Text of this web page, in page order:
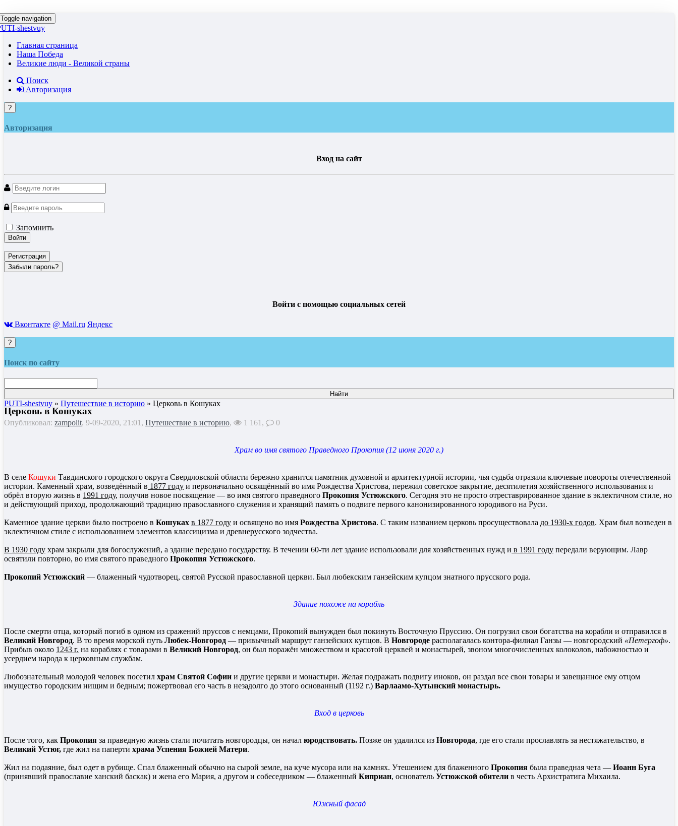
Toggle navigation
shestvuy
Главная страница
Наша Победа
Великие люди - Великой страны
Поиск
Авторизация
?
Авторизация
Вход на сайт
Запомнить
Войти
Регистрация
Забыли пароль?
Войти с помощью социальных сетей
Вконтакте @ Mail.ru Яндекс
?
Поиск по сайту
PUTI-shestvuy » Путешествие в историю » Церковь в Кошуках
Церковь в Кошуках
Опубликовал: zampolit, 9-09-2020, 21:01, Путешествие в историю, 1 161, 0
Храм во имя святого Праведного Прокопия (12 июня 2020 г.)
В селе Кошуки Тавдинского городского округа Свердловской области бережно хранится памятник духовной и архитектурной истории, чья судьба отразила ключевые повороты отечественной
истории. Каменный храм, возведённый в 1877 году и первоначально освящённый во имя Рождества Христова, пережил советское закрытие, десятилетия хозяйственного использования и
обрёл вторую жизнь в 1991 году, получив новое посвящение — во имя святого праведного Прокопия Устюжского. Сегодня это не просто отреставрированное здание в эклектичном стиле, но
и действующий приход, продолжающий традицию православного служения и хранящий память о подвиге первого канонизированного юродивого на Руси.
Каменное здание церкви было построено в Кошуках в 1877 году и освящено во имя Рождества Христова. С таким названием церковь просуществовала до 1930-х годов. Храм был возведен в
эклектичном стиле с использованием элементов классицизма и древнерусского зодчества.
В 1930 году храм закрыли для богослужений, а здание передано государству. В течении 60-ти лет здание использовали для хозяйственных нужд и в 1991 году передали верующим. Лавр
освятили повторно, во имя святого праведного Прокопия Устюжского.
Прокопий Устюжский — блаженный чудотворец, святой Русской православной церкви. Был любекским ганзейским купцом знатного прусского рода.
Здание похоже на корабль
После смерти отца, который погиб в одном из сражений пруссов с немцами, Прокопий вынужден был покинуть Восточную Пруссию. Он погрузил свои богатства на корабли и отправился в
Великий Новгород. В то время морской путь Любек-Новгород — привычный маршрут ганзейских купцов. В Новгороде располагалась контора-филиал Ганзы — новгородский «Петергоф».
Прибыв около 1243 г. на кораблях с товарами в Великий Новгород, он был поражён множеством и красотой церквей и монастырей, звоном многочисленных колоколов, набожностью и
усердием народа к церковным службам.
Любознательный молодой человек посетил храм Святой Софии и другие церкви и монастыри. Желая подражать подвигу иноков, он раздал все свои товары и завещанное ему отцом
имущество городским нищим и бедным; пожертвовал его часть в незадолго до этого основанный (1192 г.) Варлаамо-Хутынский монастырь.
Вход в церковь
После того, как Прокопия за праведную жизнь стали почитать новгородцы, он начал юродствовать. Позже он удалился из Новгорода, где его стали прославлять за нестяжательство, в
Великий Устюг, где жил на паперти храма Успения Божией Матери.
Жил на подаяние, был одет в рубище. Спал блаженный обычно на сырой земле, на куче мусора или на камнях. Утешением для блаженного Прокопия была праведная чета — Иоанн Буга
(принявший православие ханский баскак) и жена его Мария, а другом и собеседником — блаженный Киприан, основатель Устюжской обители в честь Архистратига Михаила.
Южный фасад